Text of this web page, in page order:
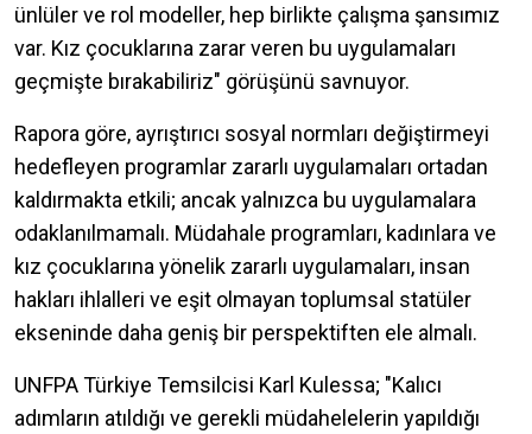
ünlüler ve rol modeller, hep birlikte çalışma şansımız
var. Kız çocuklarına zarar veren bu uygulamaları
geçmişte bırakabiliriz" görüşünü savnuyor.
Rapora göre, ayrıştırıcı sosyal normları değiştirmeyi
hedefleyen programlar zararlı uygulamaları ortadan
kaldırmakta etkili; ancak yalnızca bu uygulamalara
odaklanılmamalı. Müdahale programları, kadınlara ve
kız çocuklarına yönelik zararlı uygulamaları, insan
hakları ihlalleri ve eşit olmayan toplumsal statüler
ekseninde daha geniş bir perspektiften ele almalı.
UNFPA Türkiye Temsilcisi Karl Kulessa; "Kalıcı
adımların atıldığı ve gerekli müdahelelerin yapıldığı